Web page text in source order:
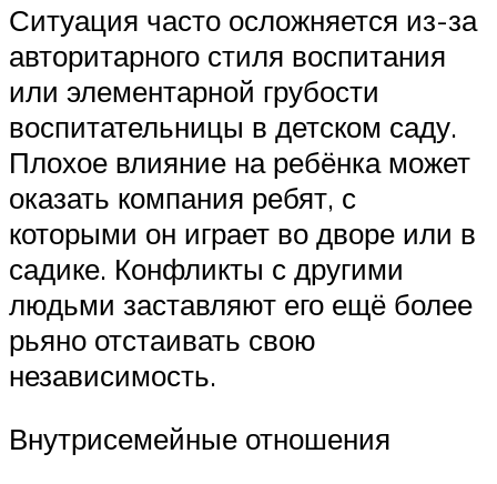
Ситуация часто осложняется из-за
авторитарного стиля воспитания
или элементарной грубости
воспитательницы в детском саду.
Плохое влияние на ребёнка может
оказать компания ребят, с
которыми он играет во дворе или в
садике. Конфликты с другими
людьми заставляют его ещё более
рьяно отстаивать свою
независимость.
Внутрисемейные отношения